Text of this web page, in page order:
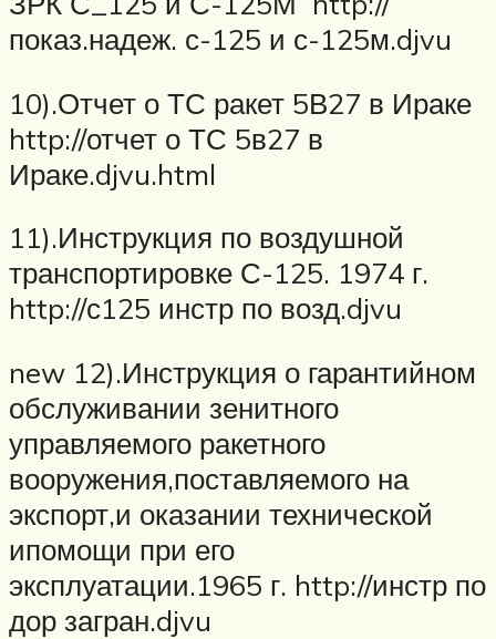
показ.надеж. с-125 и с-125м.djvu
10).Отчет о ТС ракет 5В27 в Ираке
http://отчет о ТС 5в27 в
Ираке.djvu.html
11).Инструкция по воздушной
транспортировке С-125. 1974 г.
http://с125 инстр по возд.djvu
new 12).Инструкция о гарантийном
обслуживании зенитного
управляемого ракетного
вооружения,поставляемого на
экспорт,и оказании технической
ипомощи при его
эксплуатации.1965 г. http://инстр по
дор загран.djvu